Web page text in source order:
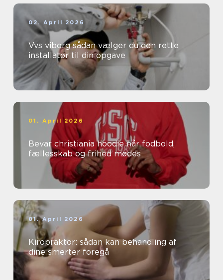
02. April 2026
Vvs viborg sådan vælger du den rette
installatør til din opgave
01. April 2026
Bevar christiania hoodie når fodbold,
fællesskab og frihed mødes
01. April 2026
Kiropraktor: sådan kan behandling af
dine smerter foregå